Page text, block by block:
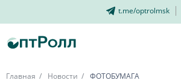
t.me/optrolmsk
Главная Новости ФОТОБУМАГА